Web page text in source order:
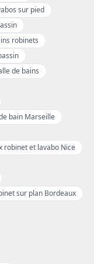
sur pied
robinets
de bains
bain Marseille
robinet et lavabo Nice
sur plan Bordeaux